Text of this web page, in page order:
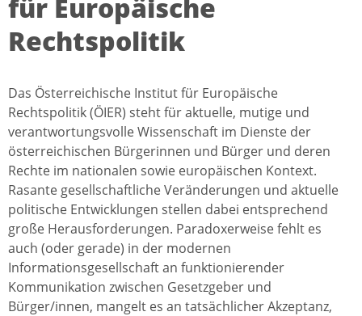
für Europäische
Rechtspolitik
Das Österreichische Institut für Europäische
Rechtspolitik (ÖIER) steht für aktuelle, mutige und
verantwortungsvolle Wissenschaft im Dienste der
österreichischen Bürgerinnen und Bürger und deren
Rechte im nationalen sowie europäischen Kontext.
Rasante gesellschaftliche Veränderungen und aktuelle
politische Entwicklungen stellen dabei entsprechend
große Herausforderungen. Paradoxerweise fehlt es
auch (oder gerade) in der modernen
Informationsgesellschaft an funktionierender
Kommunikation zwischen Gesetzgeber und
Bürger/innen, mangelt es an tatsächlicher Akzeptanz,